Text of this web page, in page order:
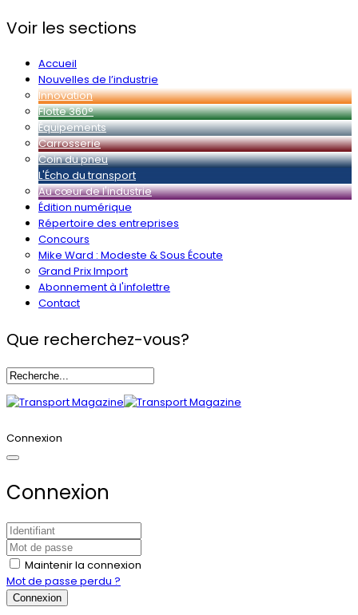
Voir les sections
Accueil
Nouvelles de l’industrie
Innovation
Flotte 360°
Équipements
Carrosserie
Coin du pneu
L'Écho du transport
Au cœur de l'industrie
Édition numérique
Répertoire des entreprises
Concours
Mike Ward : Modeste & Sous Écoute
Grand Prix Import
Abonnement à l'infolettre
Contact
Que recherchez-vous?
Connexion
Connexion
Maintenir la connexion
Mot de passe perdu ?
Connexion